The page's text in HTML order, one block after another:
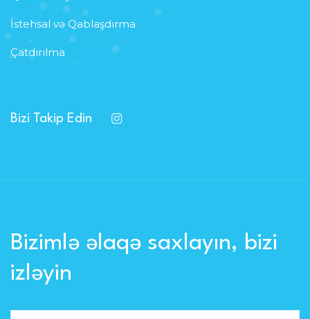
İstehsal və Qablaşdırma
Çatdırılma
Bizi Takip Edin
Bizimlə əlaqə saxlayın, bizi
izləyin